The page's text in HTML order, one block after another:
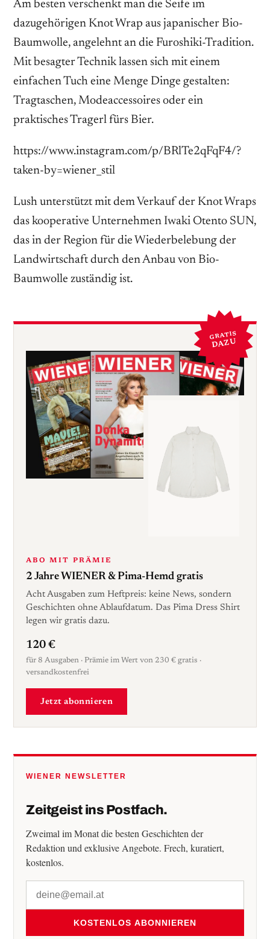
Am besten verschenkt man die Seife im
dazugehörigen Knot Wrap aus japanischer Bio-
Baumwolle, angelehnt an die Furoshiki-Tradition.
Mit besagter Technik lassen sich mit einem
einfachen Tuch eine Menge Dinge gestalten:
Tragtaschen, Modeaccessoires oder ein
praktisches Tragerl fürs Bier.
https://www.instagram.com/p/BRlTe2qFqF4/?
taken-by=wiener_stil
Lush unterstützt mit dem Verkauf der Knot Wraps
das kooperative Unternehmen Iwaki Otento SUN,
das in der Region für die Wiederbelebung der
Landwirtschaft durch den Anbau von Bio-
Baumwolle zuständig ist.
GRATIS
DAZU
ABO MIT PRÄMIE
2 Jahre WIENER & Pima-Hemd gratis
Acht Ausgaben zum Heftpreis: keine News, sondern
Geschichten ohne Ablaufdatum. Das Pima Dress Shirt
legen wir gratis dazu.
120 €
für 8 Ausgaben · Prämie im Wert von 230 € gratis ·
versandkostenfrei
Jetzt abonnieren
WIENER NEWSLETTER
Zeitgeist ins Postfach.
Zweimal im Monat die besten Geschichten der
Redaktion und exklusive Angebote. Frech, kuratiert,
kostenlos.
KOSTENLOS ABONNIEREN